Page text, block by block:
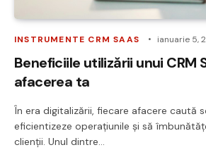
INSTRUMENTE CRM SAAS ianuarie 5,
Beneficiile utilizării unui CRM
afacerea ta
În era digitalizării, fiecare afacere caută
eficientizeze operațiunile și să
clienții. Unul dintre…